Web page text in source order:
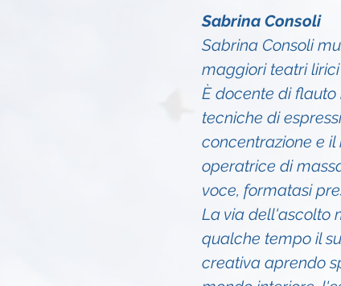
Sabrina Consoli
Sabrina Consoli
maggiori teatri
È docente di
tecniche di
concentrazione e
operatrice di
voce, formatasi
La via dell'ascolto
qualche tempo il
creativa aprendo